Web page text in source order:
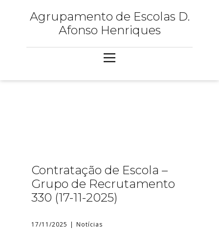
Agrupamento de Escolas D.
Afonso Henriques
Contratação de Escola –
Grupo de Recrutamento
330 (17-11-2025)
17/11/2025 Notícias